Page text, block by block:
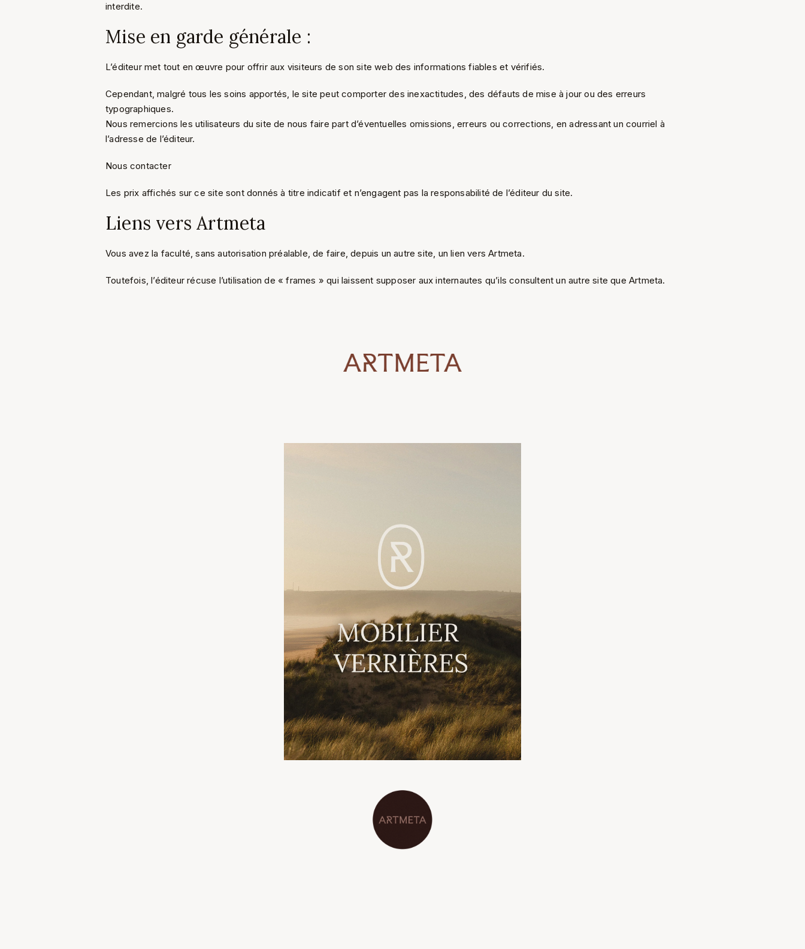
interdite.
Mise en garde générale :
L’éditeur met tout en œuvre pour offrir aux visiteurs de son site web des informations fiables et vérifiés.
Cependant, malgré tous les soins apportés, le site peut comporter des inexactitudes, des défauts de mise à jour ou des erreurs
typographiques.
Nous remercions les utilisateurs du site de nous faire part d’éventuelles omissions, erreurs ou corrections, en adressant un courriel à
l’adresse de l’éditeur.
Nous contacter
Les prix affichés sur ce site sont donnés à titre indicatif et n’engagent pas la responsabilité de l’éditeur du site.
Liens vers Artmeta
Vous avez la faculté, sans autorisation préalable, de faire, depuis un autre site, un lien vers Artmeta.
Toutefois, l’éditeur récuse l’utilisation de « frames » qui laissent supposer aux internautes qu’ils consultent un autre site que Artmeta.